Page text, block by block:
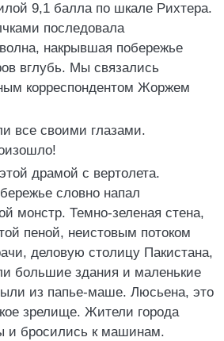
9,1 балла по шкале Рихтера.
последовала
накрывшая побережье
вглубь. Мы связались
корреспондентом Жоржем
все своими глазами.
драмой с вертолета.
словно напал
монстр. Темно-зеленая стена,
пеной, неистовым потоком
деловую столицу Пакистана,
большие здания и маленькие
из папье-маше. Люсьена, это
зрелище. Жители города
и бросились к машинам.